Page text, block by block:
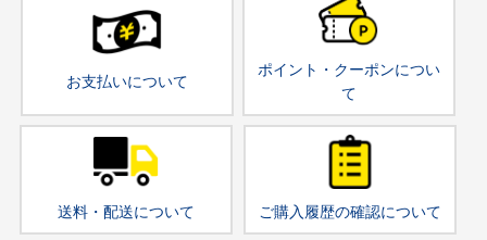
お支払いについて
ポイント・クーポンについ
て
送料・配送について ご購入履歴の確認について